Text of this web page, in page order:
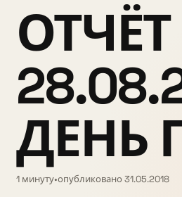
ДЕНЬ
1 минуту•опубликовано 31.05.2018